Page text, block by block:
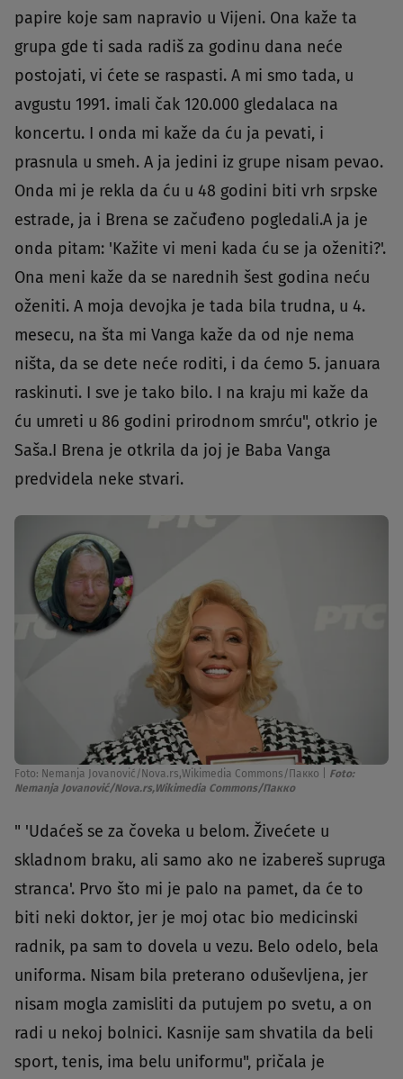
papire koje sam napravio u Vijeni. Ona kaže ta
grupa gde ti sada radiš za godinu dana neće
postojati, vi ćete se raspasti. A mi smo tada, u
avgustu 1991. imali čak 120.000 gledalaca na
koncertu. I onda mi kaže da ću ja pevati, i
prasnula u smeh. A ja jedini iz grupe nisam pevao.
Onda mi je rekla da ću u 48 godini biti vrh srpske
estrade, ja i Brena se začuđeno pogledali.A ja je
onda pitam: 'Kažite vi meni kada ću se ja oženiti?'.
Ona meni kaže da se narednih šest godina neću
oženiti. A moja devojka je tada bila trudna, u 4.
mesecu, na šta mi Vanga kaže da od nje nema
ništa, da se dete neće roditi, i da ćemo 5. januara
raskinuti. I sve je tako bilo. I na kraju mi kaže da
ću umreti u 86 godini prirodnom smrću", otkrio je
Saša.I Brena je otkrila da joj je Baba Vanga
predvidela neke stvari.
Foto: Nemanja Jovanović/Nova.rs,Wikimedia Commons/Пакко
Foto:
Nemanja Jovanović/Nova.rs,Wikimedia Commons/Пакко
" 'Udaćeš se za čoveka u belom. Živećete u
skladnom braku, ali samo ako ne izabereš supruga
stranca'. Prvo što mi je palo na pamet, da će to
biti neki doktor, jer je moj otac bio medicinski
radnik, pa sam to dovela u vezu. Belo odelo, bela
uniforma. Nisam bila preterano oduševljena, jer
nisam mogla zamisliti da putujem po svetu, a on
radi u nekoj bolnici. Kasnije sam shvatila da beli
sport, tenis, ima belu uniformu", pričala je